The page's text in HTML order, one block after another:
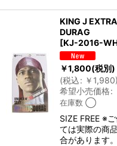
KING J
DURAG
[KJ-2016-
￥1,800(税別)
(税込: ￥ 1,980)
希望小売価格:
在庫数 ◯
SIZE FREE ※
ては実際の商
合があります。